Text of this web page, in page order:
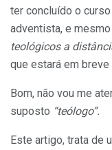
ter concluído o
adventista, e
teológicos a
que estará em breve
Bom, não vou me
suposto “teólogo”.
Este artigo, trata de